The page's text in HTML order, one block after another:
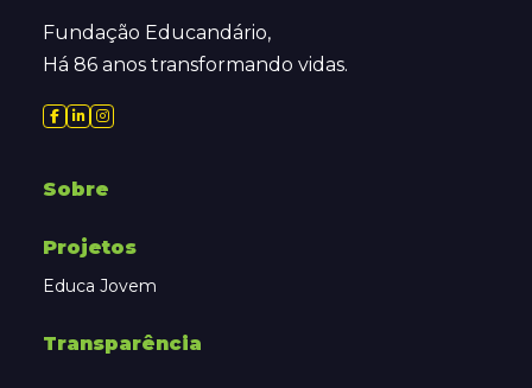
Fundação Educandário,
Há 86 anos transformando vidas.
Sobre
Projetos
Educa Jovem
Transparência